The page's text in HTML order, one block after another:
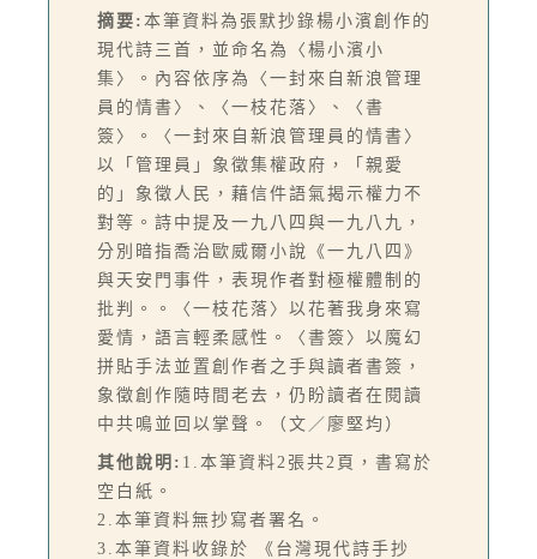
摘要: 本筆資料為張默抄錄楊小濱創作的
現代詩三首，並命名為〈楊小濱小
集〉。內容依序為〈一封來自新浪管理
員的情書〉、〈一枝花落〉、〈書
簽〉。〈一封來自新浪管理員的情書〉
以「管理員」象徵集權政府，「親愛
的」象徵人民，藉信件語氣揭示權力不
對等。詩中提及一九八四與一九八九，
分別暗指喬治歐威爾小說《一九八四》
與天安門事件，表現作者對極權體制的
批判。。〈一枝花落〉以花著我身來寫
愛情，語言輕柔感性。〈書簽〉以魔幻
拼貼手法並置創作者之手與讀者書簽，
象徵創作隨時間老去，仍盼讀者在閱讀
中共鳴並回以掌聲。（文／廖堅均）
其他說明: 1.本筆資料2張共2頁，書寫於
空白紙。
2.本筆資料無抄寫者署名。
3.本筆資料收錄於 《台灣現代詩手抄